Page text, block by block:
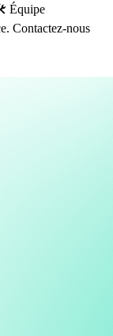
Équipe
Contactez-nous